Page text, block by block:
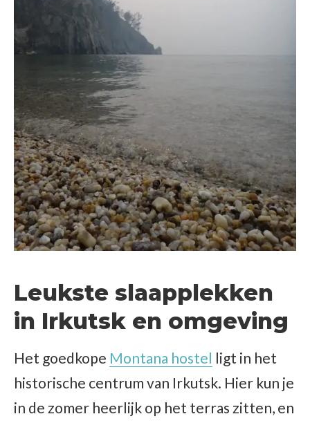
Leukste slaapplekken
in Irkutsk en omgeving
Het goedkope Montana hostel ligt in het
historische centrum van Irkutsk. Hier kun je
in de zomer heerlijk op het terras zitten, en